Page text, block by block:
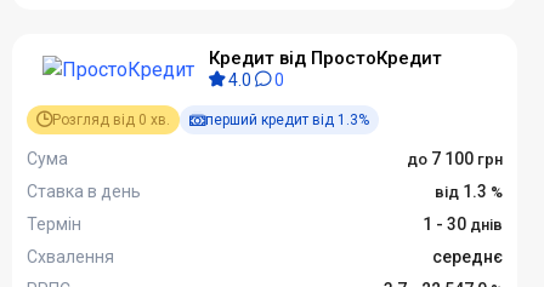
Кредит від ПростоКредит
4.0 0
Розгляд від 0 хв. перший кредит від 1.3%
Сума
7 100
Ставка в день
1.3
Термін
1 - 30
Схвалення
середнє